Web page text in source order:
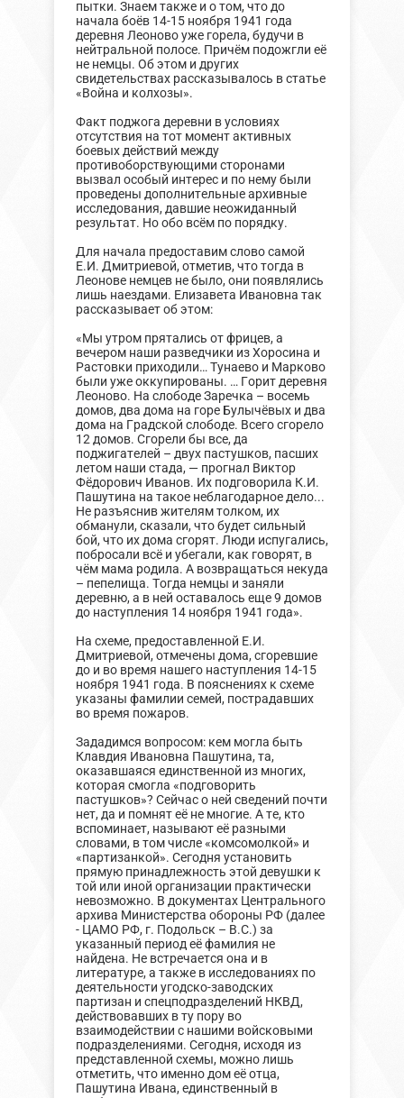
пытки. Знаем также и о том, что до
начала боёв 14-15 ноября 1941 года
деревня Леоново уже горела, будучи в
нейтральной полосе. Причём подожгли её
не немцы. Об этом и других
свидетельствах рассказывалось в статье
«Война и колхозы».
Факт поджога деревни в условиях
отсутствия на тот момент активных
боевых действий между
противоборствующими сторонами
вызвал особый интерес и по нему были
проведены дополнительные архивные
исследования, давшие неожиданный
результат. Но обо всём по порядку.
Для начала предоставим слово самой
Е.И. Дмитриевой, отметив, что тогда в
Леонове немцев не было, они появлялись
лишь наездами. Елизавета Ивановна так
рассказывает об этом:
«Мы утром прятались от фрицев, а
вечером наши разведчики из Хоросина и
Растовки приходили… Тунаево и Марково
были уже оккупированы. … Горит деревня
Леоново. На слободе Заречка – восемь
домов, два дома на горе Булычёвых и два
дома на Градской слободе. Всего сгорело
12 домов. Сгорели бы все, да
поджигателей – двух пастушков, пасших
летом наши стада, — прогнал Виктор
Фёдорович Иванов. Их подговорила К.И.
Пашутина на такое неблагодарное дело...
Не разъяснив жителям толком, их
обманули, сказали, что будет сильный
бой, что их дома сгорят. Люди испугались,
побросали всё и убегали, как говорят, в
чём мама родила. А возвращаться некуда
– пепелища. Тогда немцы и заняли
деревню, а в ней оставалось еще 9 домов
до наступления 14 ноября 1941 года».
На схеме, предоставленной Е.И.
Дмитриевой, отмечены дома, сгоревшие
до и во время нашего наступления 14-15
ноября 1941 года. В пояснениях к схеме
указаны фамилии семей, пострадавших
во время пожаров.
Зададимся вопросом: кем могла быть
Клавдия Ивановна Пашутина, та,
оказавшаяся единственной из многих,
которая смогла «подговорить
пастушков»? Сейчас о ней сведений почти
нет, да и помнят её не многие. А те, кто
вспоминает, называют её разными
словами, в том числе «комсомолкой» и
«партизанкой». Сегодня установить
прямую принадлежность этой девушки к
той или иной организации практически
невозможно. В документах Центрального
архива Министерства обороны РФ (далее
- ЦАМО РФ, г. Подольск – В.С.) за
указанный период её фамилия не
найдена. Не встречается она и в
литературе, а также в исследованиях по
деятельности угодско-заводских
партизан и спецподразделений НКВД,
действовавших в ту пору во
взаимодействии с нашими войсковыми
подразделениями. Сегодня, исходя из
представленной схемы, можно лишь
отметить, что именно дом её отца,
Пашутина Ивана, единственный в